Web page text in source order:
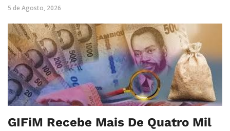
5 de Agosto, 2026
GIFiM Recebe Mais De Quatro Mil